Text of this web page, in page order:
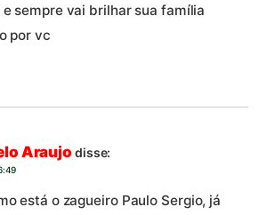
sempre vai brilhar sua família
por vc
Araujo disse:
está o zagueiro Paulo Sergio, já